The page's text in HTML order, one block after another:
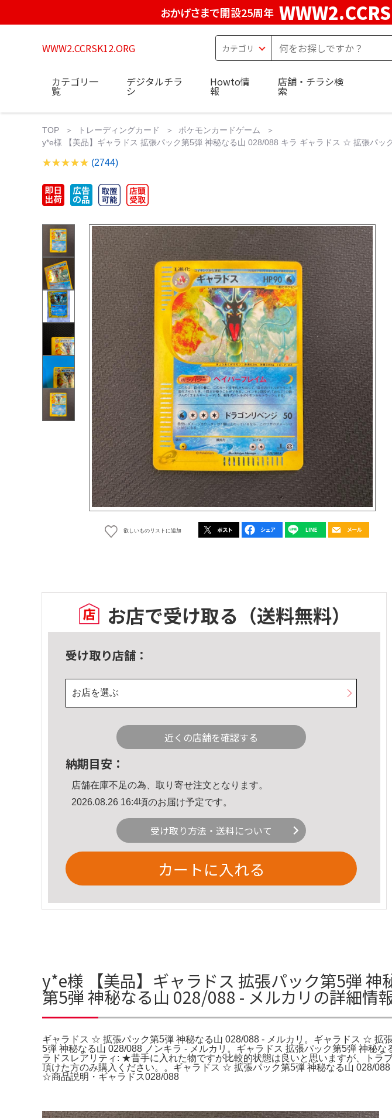
おかげさまで開設25周年
WWW2.CCRSK12.ORG
カテゴリ一
覧
デジタルチラ
シ
Howto情
報
店舗・チラシ検
索
TOP トレーディングカード
ポケモンカードゲーム
y*e様 【美品】ギャラドス 拡張パック第5弾 神秘なる山 028/088 キラ ギャラドス ☆ 拡張パッ
(2744)
欲しいものリストに追加
お店で受け取る （送料無料）
受け取り店舗：
お店を選ぶ
近くの店舗を確認する
納期目安：
店舗在庫不足の為、取り寄せ注文となります。
2026.08.26 16:4頃のお届け予定です。
受け取り方法・送料について
カートに入れる
y*e様 【美品】ギャラドス 拡張パック第5弾
第5弾 神秘なる山 028/088 - メルカリの詳細情
ギャラドス ☆ 拡張パック第5弾 神秘なる山 028/088 - メルカリ。ギャラドス ☆ 拡
5弾 神秘なる山 028/088 ノンキラ - メルカリ。ギャラドス 拡張パック第5弾 神秘
ラドスレアリティ: ★昔手に入れた物ですが比較的状態は良いと思いますが、ト
頂けた方のみ購入ください。。ギャラドス ☆ 拡張パック第5弾 神秘なる山 028/
☆商品説明・ギャラドス028/088